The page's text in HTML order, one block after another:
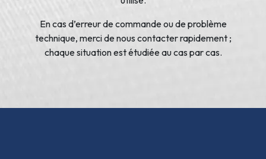
En cas d’erreur de commande ou de problème
technique, merci de nous contacter rapidement ;
chaque situation est étudiée au cas par cas.